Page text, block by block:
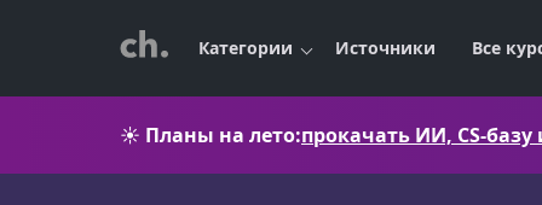
Категории Источники Все
☀️ Планы на лето:прокачать ИИ, CS-